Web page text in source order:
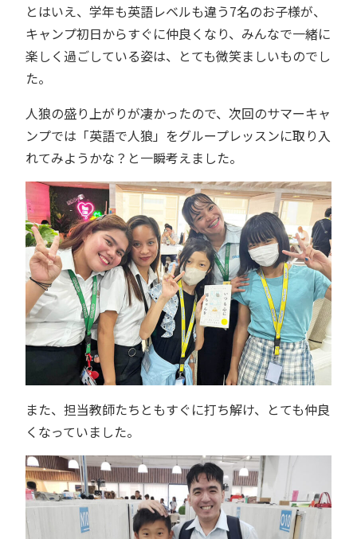
とはいえ、学年も英語レベルも違う7名のお子様が、
キャンプ初日からすぐに仲良くなり、みんなで一緒に
楽しく過ごしている姿は、とても微笑ましいものでし
た。
人狼の盛り上がりが凄かったので、次回のサマーキャ
ンプでは「英語で人狼」をグループレッスンに取り入
れてみようかな？と一瞬考えました。
また、担当教師たちともすぐに打ち解け、とても仲良
くなっていました。